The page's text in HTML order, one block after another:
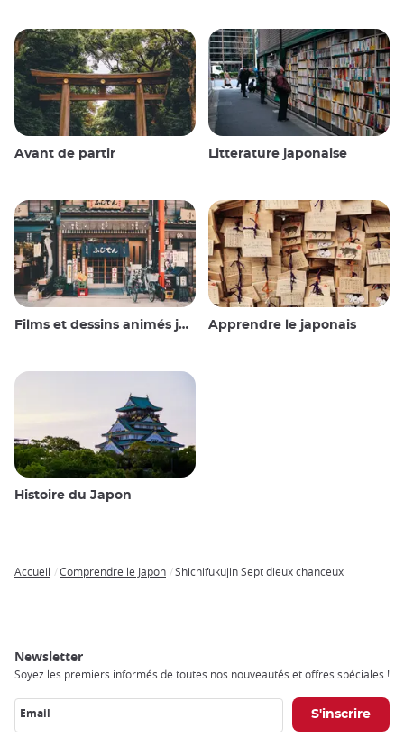
Avant de partir Litterature japonaise
Films et dessins animés japonais Apprendre le japonais
Histoire du Japon
Accueil Comprendre le Japon Shichifukujin Sept dieux chanceux
Newsletter
Soyez les premiers informés de toutes nos nouveautés et offres spéciales !
Email